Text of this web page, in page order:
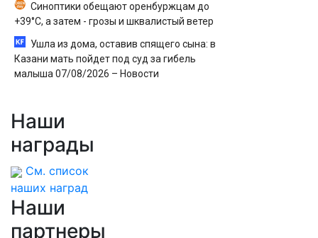
Синоптики обещают оренбуржцам до
+39°С, а затем - грозы и шквалистый ветер
Ушла из дома, оставив спящего сына: в
Казани мать пойдет под суд за гибель
малыша 07/08/2026 – Новости
Наши
награды
См. список
наших наград
Наши
партнеры